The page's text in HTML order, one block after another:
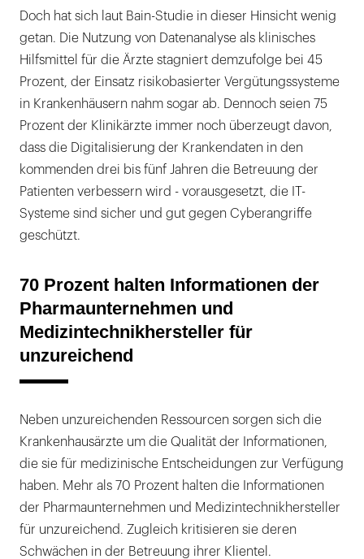
Doch hat sich laut Bain-Studie in dieser Hinsicht wenig
getan. Die Nutzung von Datenanalyse als klinisches
Hilfsmittel für die Ärzte stagniert demzufolge bei 45
Prozent, der Einsatz risikobasierter Vergütungssysteme
in Krankenhäusern nahm sogar ab. Dennoch seien 75
Prozent der Klinikärzte immer noch überzeugt davon,
dass die Digitalisierung der Krankendaten in den
kommenden drei bis fünf Jahren die Betreuung der
Patienten verbessern wird - vorausgesetzt, die IT-
Systeme sind sicher und gut gegen Cyberangriffe
geschützt.
70 Prozent halten Informationen der
Pharmaunternehmen und
Medizintechnikhersteller für
unzureichend
Neben unzureichenden Ressourcen sorgen sich die
Krankenhausärzte um die Qualität der Informationen,
die sie für medizinische Entscheidungen zur Verfügung
haben. Mehr als 70 Prozent halten die Informationen
der Pharmaunternehmen und Medizintechnikhersteller
für unzureichend. Zugleich kritisieren sie deren
Schwächen in der Betreuung ihrer Klientel.